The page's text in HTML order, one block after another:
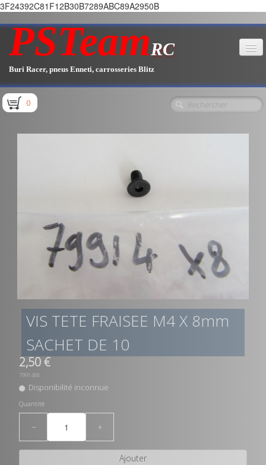
3F24392C81F12B30B7289ABC89A2950B
PSTeamRC
Buri Racer, pneus Enneti, carrosseries Blitz
Accueil
0
VIS TETE FRAISEE M4 X 8mm
SACHET DE 10
2,50 €
79914X8
Disponibilité inconnue
Quantité
− +
Ajouter